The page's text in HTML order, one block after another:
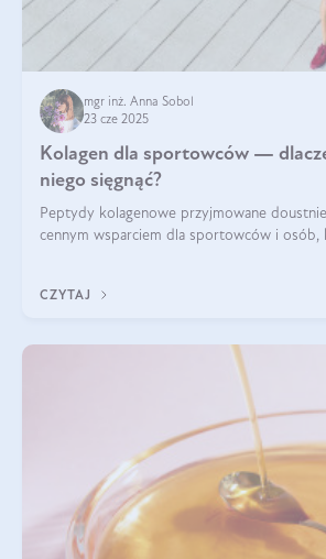
mgr inż. Anna Sobol
23 cze 2025
Kolagen dla sportowców —
niego sięgnąć?
Peptydy kolagenowe przyjmowane
cennym wsparciem dla sportowców i osób,
CZYTAJ